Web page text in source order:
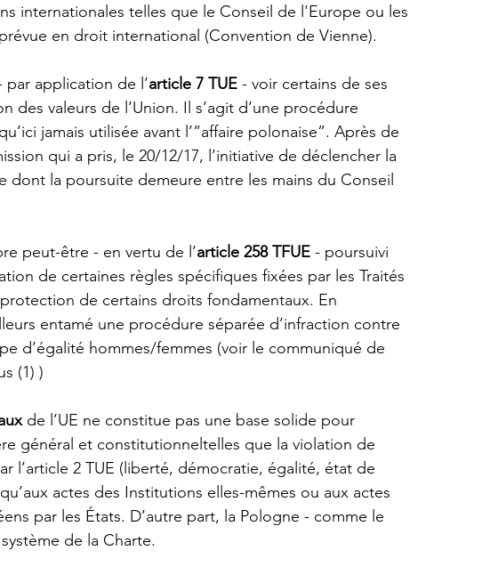
internationales telles que le Conseil de l'Europe ou les
en droit international (Convention de Vienne).
application de l’article 7 TUE - voir certains de ses
des valeurs de l’Union. Il s’agit d’une procédure
jamais utilisée avant l’”affaire polonaise”. Après de
qui a pris, le 20/12/17, l’initiative de déclencher la
la poursuite demeure entre les mains du Conseil
peut-être - en vertu de l’article 258 TFUE - poursuivi
de certaines règles spécifiques fixées par les Traités
de certains droits fondamentaux. En
entamé une procédure séparée d’infraction contre
d’égalité hommes/femmes (voir le communiqué de
(1) )
de l’UE ne constitue pas une base solide pour
général et constitutionneltelles que la violation de
l’article 2 TUE (liberté, démocratie, égalité, état de
actes des Institutions elles-mêmes ou aux actes
par les États. D’autre part, la Pologne - comme le
de la Charte.